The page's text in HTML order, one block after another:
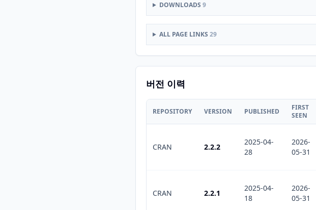
DOWNLOADS 9
ALL PAGE LINKS 29
버전 이력
REPOSITORY VERSION PUBLISHED
FIRST
SEEN
CRAN 2.2.2
2025-04-
28
2026-
05-31
CRAN 2.2.1
2025-04-
18
2026-
05-31